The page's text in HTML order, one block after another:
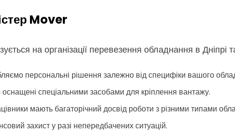
Mover
на організації перевезення обладнання в Дніпрі
персональні рішення залежно від специфіки вашого
спеціальними засобами для кріплення вантажу.
мають багаторічний досвід роботи з різними типами
захист у разі непередбачених ситуацій.